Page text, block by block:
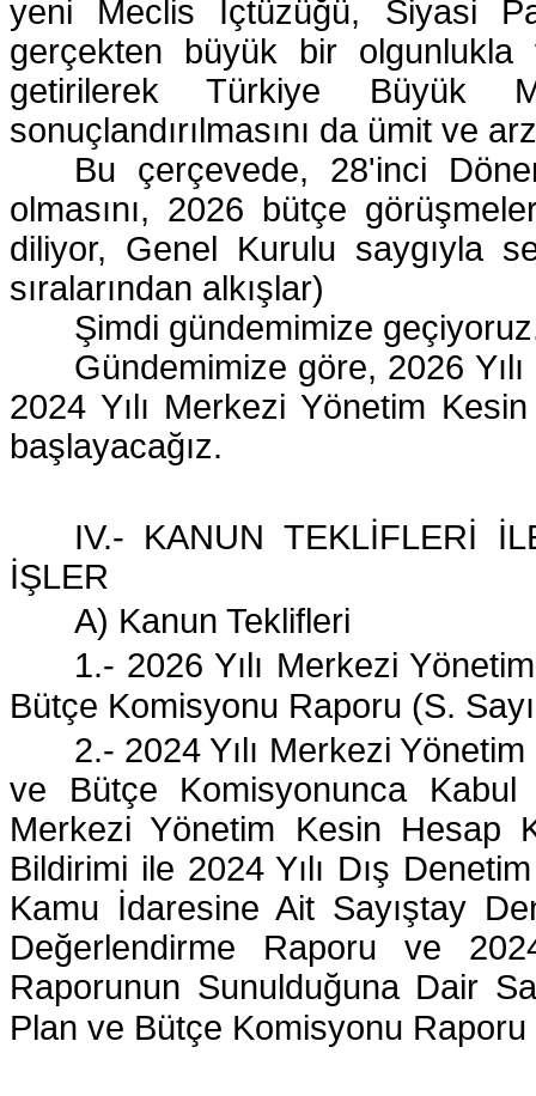
yeni Meclis İçtüzüğü, Siyasi
gerçekten büyük bir olgunlukla
getirilerek Türkiye Büyük
sonuçlandırılmasını da ümit ve
Bu çerçevede, 28'inci
olmasını, 2026 bütçe
diliyor, Genel Kurulu saygıyla
sıralarından alkışlar)
Şimdi gündemimize
Gündemimize göre, 2026
2024 Yılı Merkezi Yönetim
başlayacağız.
IV.- KANUN TEKLİFLERİ
İŞLER
A) Kanun Teklifleri
1.- 2026 Yılı Merkezi
Bütçe Komisyonu Raporu (S.
2.- 2024 Yılı Merkezi
ve Bütçe Komisyonunca
Merkezi Yönetim Kesin Hesap
Bildirimi ile 2024 Yılı Dış
Kamu İdaresine Ait Sayıştay
Değerlendirme Raporu ve
Raporunun Sunulduğuna Dair
Plan ve Bütçe Komisyonu Raporu